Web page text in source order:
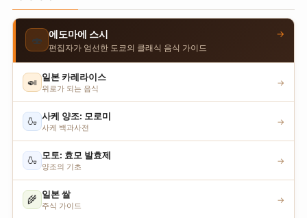
🍣 에도마에 스시
편집자가 엄선한 도쿄의 클래식 음식 가이드
→
🍛 일본 카레라이스
위로가 되는 음식
→
🍶 사케 양조: 모로미
사케 백과사전
→
🍶 모토: 효모 발효제
양조의 기초
→
🌾 일본 쌀
주식 가이드
→